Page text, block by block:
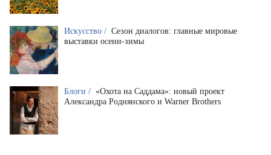
Искусство / Сезон диалогов: главные мировые
выставки осени-зимы
Блоги / «Охота на Саддама»: новый проект
Александра Роднянского и Warner Brothers